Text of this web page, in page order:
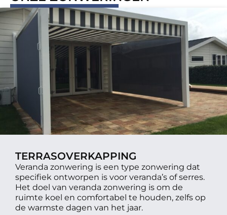
TERRASOVERKAPPING
Veranda zonwering is een type zonwering dat
specifiek ontworpen is voor veranda’s of serres.
Het doel van veranda zonwering is om de
ruimte koel en comfortabel te houden, zelfs op
de warmste dagen van het jaar.